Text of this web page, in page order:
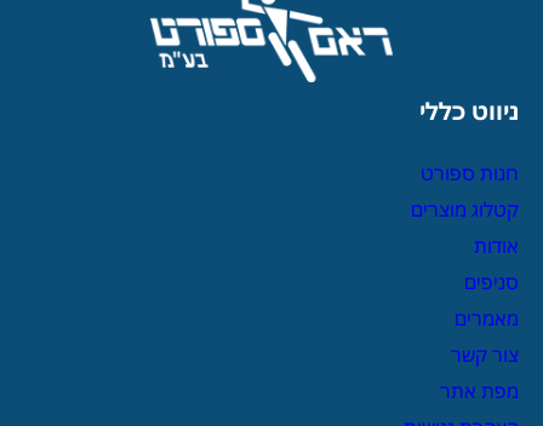
ניווט כללי
חנות ספורט
קטלוג מוצרים
אודות
סניפים
מאמרים
צור קשר
מפת אתר